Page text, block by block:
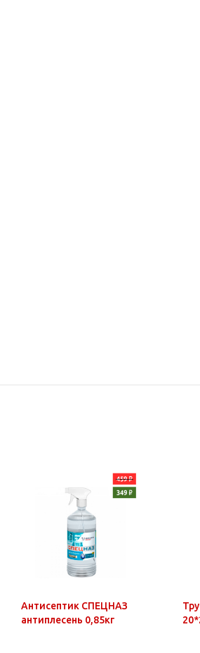
Антисептик СПЕЦНАЗ
антиплесень 0,85кг